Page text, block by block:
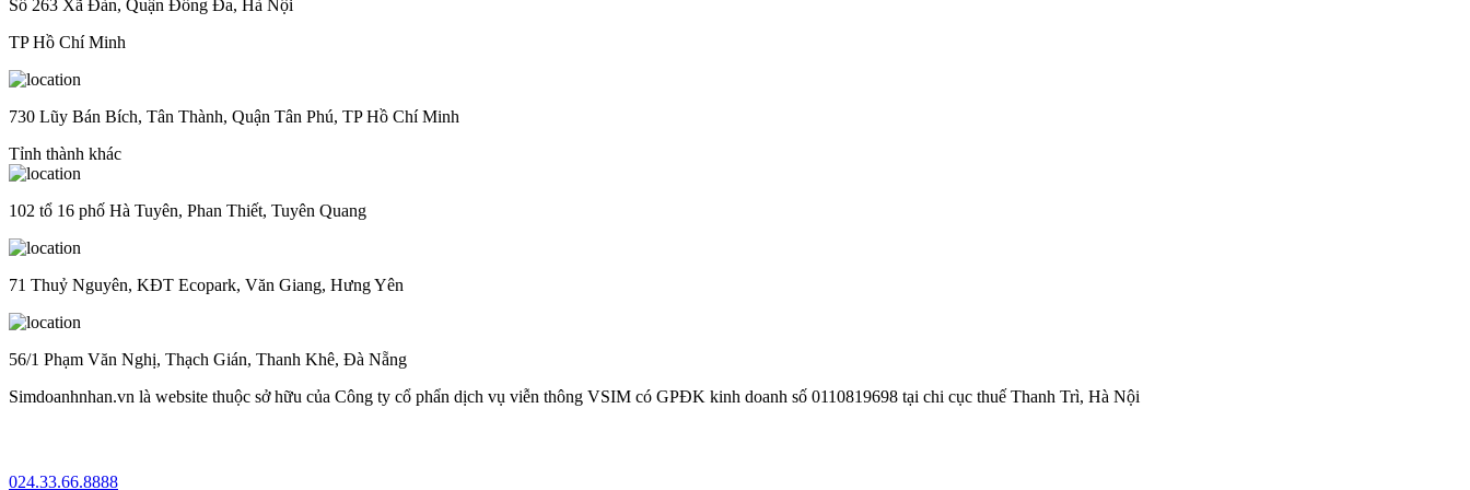
Số 263 Xã Đàn, Quận Đống Đa, Hà Nội
TP Hồ Chí Minh
730 Lũy Bán Bích, Tân Thành, Quận Tân Phú, TP Hồ Chí Minh
Tỉnh thành khác
102 tổ 16 phố Hà Tuyên, Phan Thiết, Tuyên Quang
71 Thuỷ Nguyên, KĐT Ecopark, Văn Giang, Hưng Yên
56/1 Phạm Văn Nghị, Thạch Gián, Thanh Khê, Đà Nẵng
Simdoanhnhan.vn là website thuộc sở hữu của Công ty cổ phẩn dịch vụ viễn thông VSIM có GPĐK kinh doanh số 0110819698 tại chi cục thuế Thanh Trì, Hà Nội
024.33.66.8888